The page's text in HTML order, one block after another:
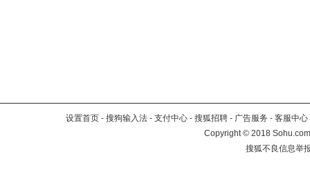
设置首页 - 搜狗输入法 - 支付中心 - 搜狐招聘 - 广告服务 - 客服中心
Copyright©2018
搜狐不良信息举